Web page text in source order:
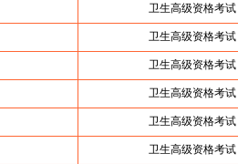
卫生高级资格考试
卫生高级资格考试
卫生高级资格考试
卫生高级资格考试
卫生高级资格考试
卫生高级资格考试